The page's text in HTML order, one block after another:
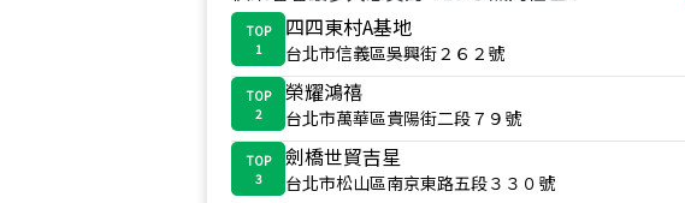
TOP
1
四四東村A基地
台北市信義區吳興街２６２號
TOP
2
榮耀鴻禧
台北市萬華區貴陽街二段７９號
TOP
3
劍橋世貿吉星
台北市松山區南京東路五段３３０號